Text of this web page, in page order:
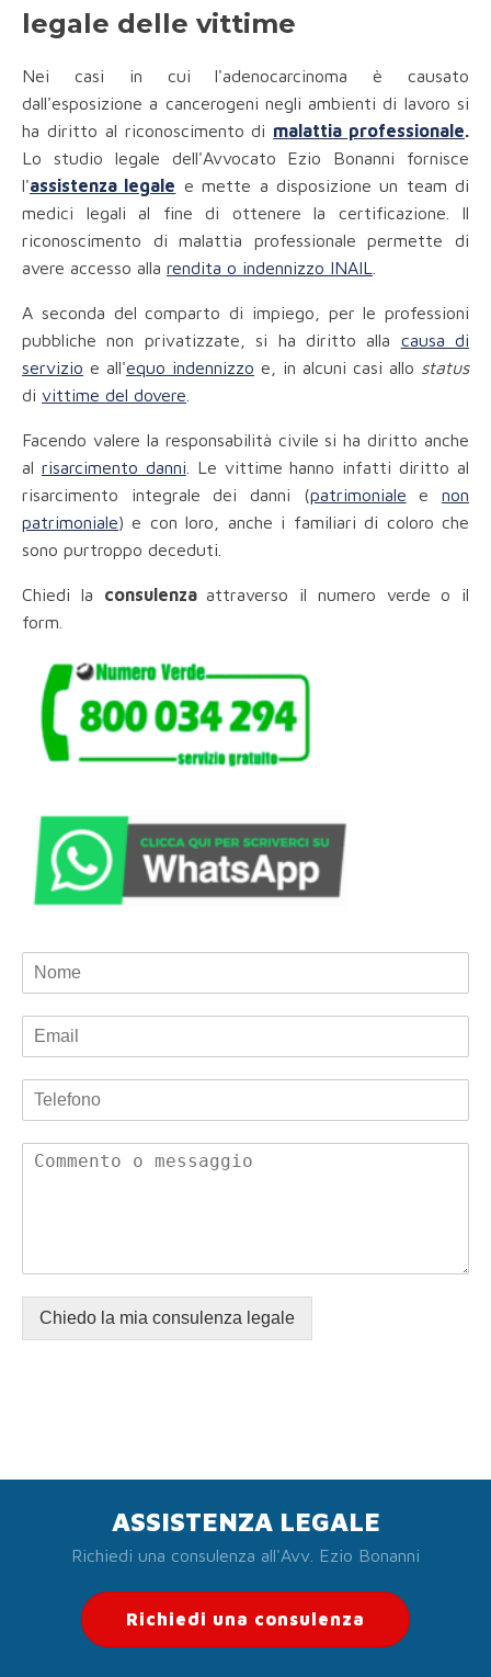
legale delle vittime
Nei casi in cui l'adenocarcinoma è causato
dall'esposizione a cancerogeni negli ambienti di lavoro si
ha diritto al riconoscimento di malattia professionale.
Lo studio legale dell'Avvocato Ezio Bonanni fornisce
l'assistenza legale e mette a disposizione un team di
medici legali al fine di ottenere la certificazione. Il
riconoscimento di malattia professionale permette di
avere accesso alla rendita o indennizzo INAIL
A seconda del comparto di impiego, per le professioni
pubbliche non privatizzate, si ha diritto alla causa di
servizio e all'equo indennizzo e, in alcuni casi allo status
di vittime del dovere
Facendo valere la responsabilità civile si ha diritto anche
al risarcimento danni . Le vittime hanno infatti diritto al
risarcimento integrale dei danni (patrimoniale enon
patrimoniale) e con loro, anche i familiari di coloro che
sono purtroppo deceduti.
Chiedi la consulenzaattraverso il numero verde o il
form.
Chiedo la mia consulenza legale
ASSISTENZA LEGALE
Richiedi una consulenza all'Avv. Ezio Bonanni
Richiedi una consulenza